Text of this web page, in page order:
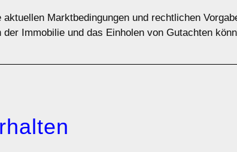
Marktbedingungen und rechtlichen
Immobilie und das Einholen von Gutachten